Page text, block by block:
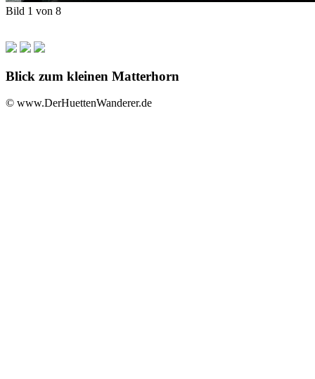
Bild 1 von 8
Blick zum kleinen Matterhorn
© www.DerHuettenWanderer.de